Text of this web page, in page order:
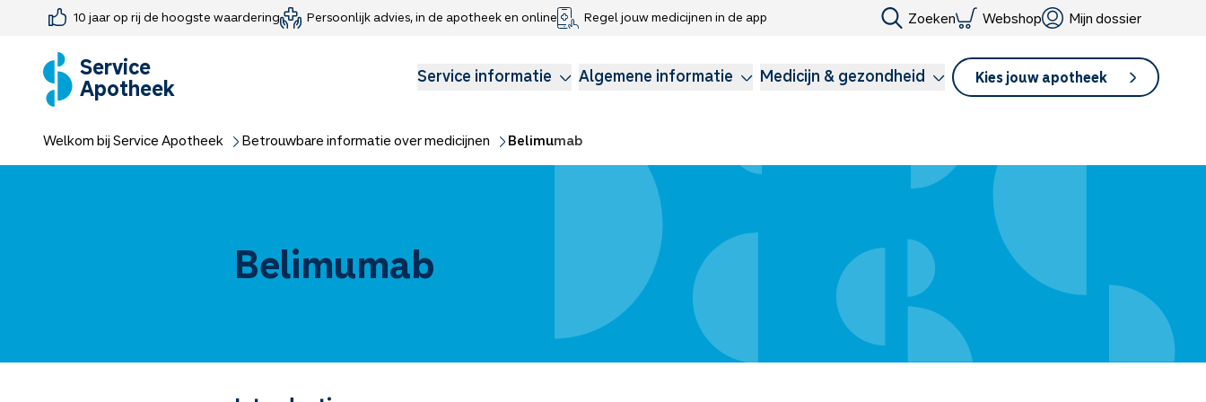
10 jaar op rij de hoogste waardering Persoonlijk advies, in de apotheek en online Regel jouw medicijnen in de app Zoeken Webshop Mijn dossier
Service
Apotheek Service informatie Algemene informatie Medicijn & gezondheid Kies jouw apotheek
Farmaceutisch consult
Medicijn-APK
Webshop
Jouw medische gegevens delen
Klachtenregeling
Medicijnen voor kinderen
Longzorg
Welkom bij Service Apotheek Betrouwbare informatie over medicijnen Belimumab
Belimumab